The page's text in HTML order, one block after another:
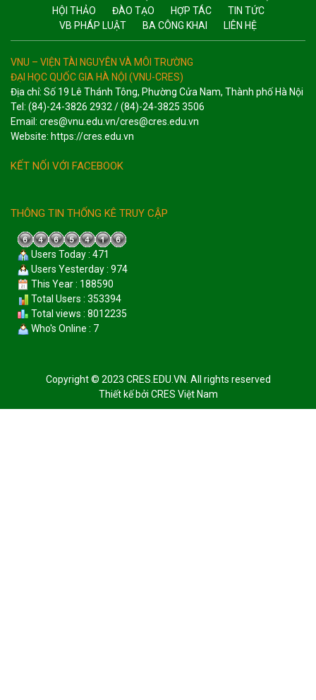
HỘI THẢO
ĐÀO TẠO HỢP TÁC
TIN TỨC
VB PHÁP LUẬT
BA CÔNG KHAI LIÊN HỆ
VNU – VIỆN TÀI NGUYÊN VÀ MÔI TRƯỜNG
ĐẠI HỌC QUỐC GIA HÀ NỘI (VNU-CRES)
Địa chỉ: Số 19 Lê Thánh Tông, Phường Cửa Nam, Thành phố Hà Nội
Tel: (84)-24-3826 2932 / (84)-24-3825 3506
Email: cres@vnu.edu.vn/cres@cres.edu.vn
Website: https://cres.edu.vn
KẾT NỐI VỚI FACEBOOK
THÔNG TIN THỐNG KÊ TRUY CẬP
Users Today : 471
Users Yesterday : 974
This Year : 188590
Total Users : 353394
Total views : 8012235
Who's Online : 7
Copyright © 2023 CRES.EDU.VN. All rights reserved
Thiết kế bởi CRES Việt Nam